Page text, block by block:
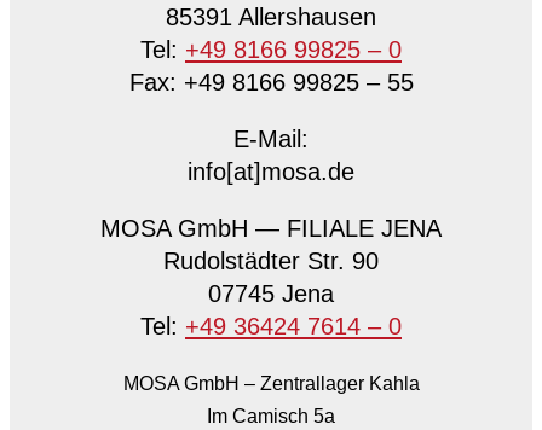
85391 Allershausen
Tel: +49 8166 99825 – 0
Fax: +49 8166 99825 – 55
E-Mail:
info[at]mosa.de
MOSA GmbH — FILIALE JENA
Rudolstädter Str. 90
07745 Jena
Tel: +49 36424 7614 – 0
MOSA GmbH – Zentrallager Kahla
Im Camisch 5a